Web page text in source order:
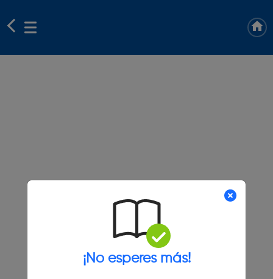
¡No esperes más!